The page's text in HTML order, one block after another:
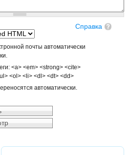
Справка
почты автоматически
<a> <em> <strong> <cite>
<ol> <li> <dl> <dt> <dd>
автоматически.